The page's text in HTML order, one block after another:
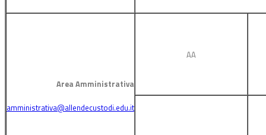
Area Amministrativa
amministrativa@allendecustodi.edu.it
AA